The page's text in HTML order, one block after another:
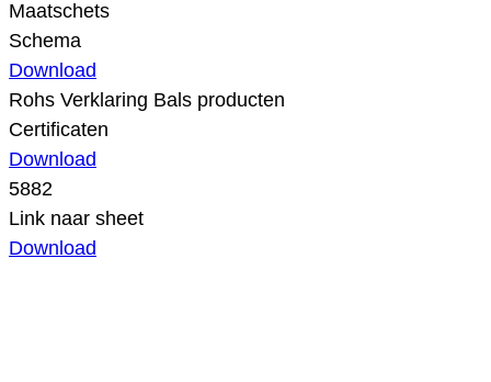
Maatschets
Schema
Download
Rohs Verklaring Bals producten
Certificaten
Download
5882
Link naar sheet
Download